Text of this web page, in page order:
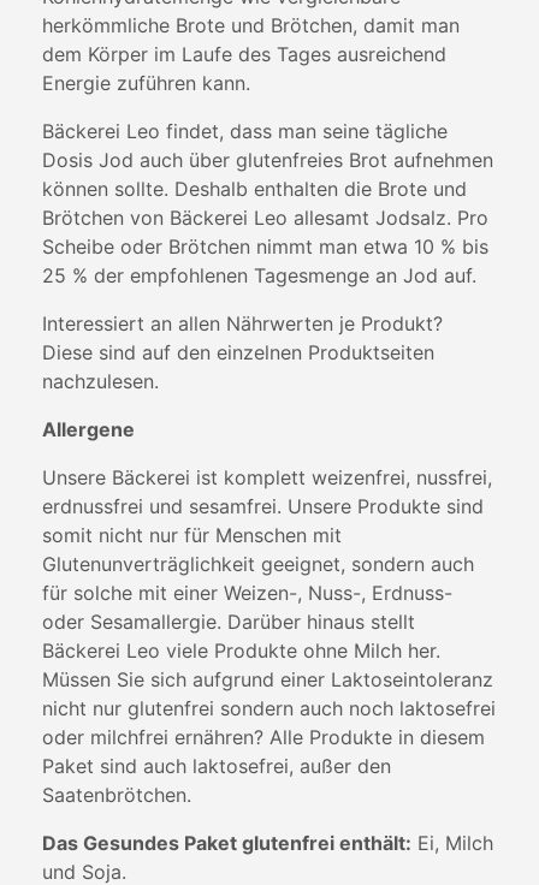
herkömmliche Brote und Brötchen, damit man
dem Körper im Laufe des Tages ausreichend
Energie zuführen kann.
Bäckerei Leo findet, dass man seine tägliche
Dosis Jod auch über glutenfreies Brot aufnehmen
können sollte. Deshalb enthalten die Brote und
Brötchen von Bäckerei Leo allesamt Jodsalz. Pro
Scheibe oder Brötchen nimmt man etwa 10 % bis
25 % der empfohlenen Tagesmenge an Jod auf.
Interessiert an allen Nährwerten je Produkt?
Diese sind auf den einzelnen Produktseiten
nachzulesen.
Allergene
Unsere Bäckerei ist komplett weizenfrei, nussfrei,
erdnussfrei und sesamfrei. Unsere Produkte sind
somit nicht nur für Menschen mit
Glutenunverträglichkeit geeignet, sondern auch
für solche mit einer Weizen-, Nuss-, Erdnuss-
oder Sesamallergie. Darüber hinaus stellt
Bäckerei Leo viele Produkte ohne Milch her.
Müssen Sie sich aufgrund einer Laktoseintoleranz
nicht nur glutenfrei sondern auch noch laktosefrei
oder milchfrei ernähren? Alle Produkte in diesem
Paket sind auch laktosefrei, außer den
Saatenbrötchen.
Das Gesundes Paket glutenfrei enthält: Ei, Milch
und Soja.